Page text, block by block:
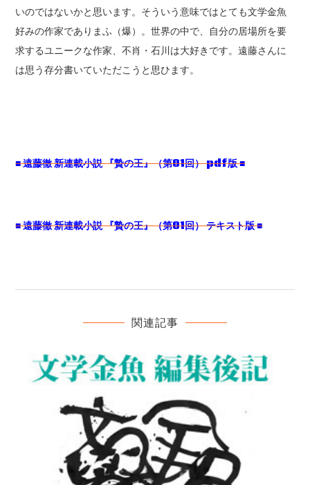
いのではないかと思います。そういう意味ではとても文学金魚
好みの作家でありまふ（爆）。世界の中で、自分の居場所を要
求するユニークな作家、不肖・石川は大好きです。遠藤さんに
は思う存分書いていただこうと思ひます。
■ 遠藤徹 新連載小説 『贄の王』（第01回） pdf版 ■
■ 遠藤徹 新連載小説 『贄の王』（第01回） テキスト版 ■
関連記事